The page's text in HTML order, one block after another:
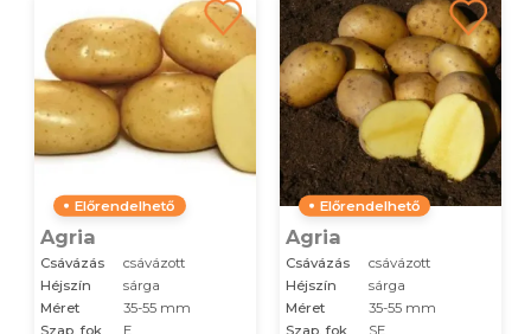
Előrendelhető
Agria
Csávázás
csávázott
Héjszín
sárga
Méret
35-55 mm
Szap. fok
E
Előrendelhető
Agria
Csávázás
csávázott
Héjszín
sárga
Méret
35-55 mm
Szap. fok
SE